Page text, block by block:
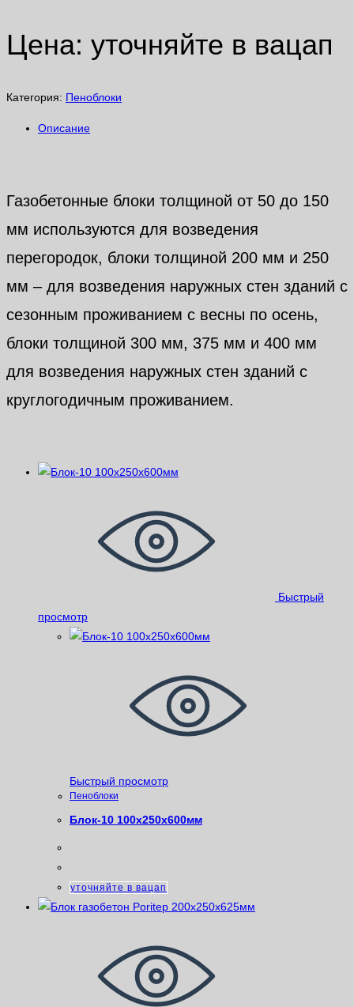
Цена: уточняйте в вацап
Категория: Пеноблоки
Описание
Газобетонные блоки толщиной от 50 до 150
мм используются для возведения
перегородок, блоки толщиной 200 мм и 250
мм – для возведения наружных стен зданий с
сезонным проживанием с весны по осень,
блоки толщиной 300 мм, 375 мм и 400 мм
для возведения наружных стен зданий с
круглогодичным проживанием.
Быстрый
просмотр
Быстрый просмотр
Пеноблоки
Блок-10 100х250х600мм
уточняйте в вацап